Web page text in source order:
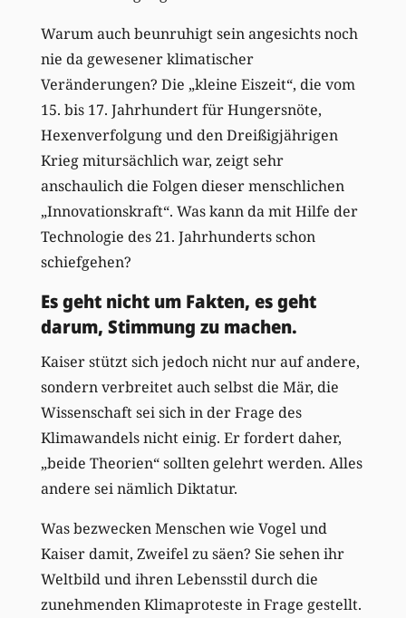
Warum auch beunruhigt sein angesichts noch
nie da gewesener klimatischer
Veränderungen? Die „kleine Eiszeit“, die vom
15. bis 17. Jahrhundert für Hungersnöte,
Hexenverfolgung und den Dreißigjährigen
Krieg mitursächlich war, zeigt sehr
anschaulich die Folgen dieser menschlichen
„Innovationskraft“. Was kann da mit Hilfe der
Technologie des 21. Jahrhunderts schon
schiefgehen?
Es geht nicht um Fakten, es geht
darum, Stimmung zu machen.
Kaiser stützt sich jedoch nicht nur auf andere,
sondern verbreitet auch selbst die Mär, die
Wissenschaft sei sich in der Frage des
Klimawandels nicht einig. Er fordert daher,
„beide Theorien“ sollten gelehrt werden. Alles
andere sei nämlich Diktatur.
Was bezwecken Menschen wie Vogel und
Kaiser damit, Zweifel zu säen? Sie sehen ihr
Weltbild und ihren Lebensstil durch die
zunehmenden Klimaproteste in Frage gestellt.